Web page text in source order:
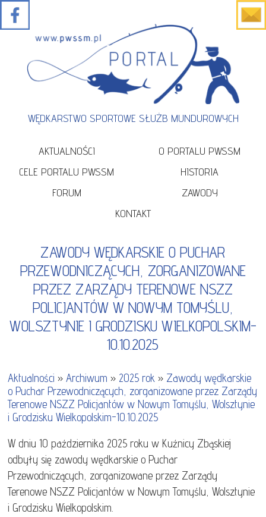
WĘDKARSTWO SPORTOWE SŁUŻB MUNDUROWYCH
AKTUALNOŚCI
O PORTALU PWSSM
CELE PORTALU PWSSM
HISTORIA
FORUM
ZAWODY
KONTAKT
ZAWODY WĘDKARSKIE O PUCHAR
PRZEWODNICZĄCYCH, ZORGANIZOWANE
PRZEZ ZARZĄDY TERENOWE NSZZ
POLICJANTÓW W NOWYM TOMYŚLU,
WOLSZTYNIE I GRODZISKU WIELKOPOLSKIM-
10.10.2025
Aktualności »Archiwum » 2025 rok » Zawody wędkarskie
o Puchar Przewodniczących, zorganizowane przez Zarządy
Terenowe NSZZ Policjantów w Nowym Tomyślu, Wolsztynie
i Grodzisku Wielkopolskim-10.10.2025
W dniu 10 października 2025 roku w Kuźnicy Zbąskiej
odbyły się zawody wędkarskie o Puchar
Przewodniczących, zorganizowane przez Zarządy
Terenowe NSZZ Policjantów w Nowym Tomyślu, Wolsztynie
i Grodzisku Wielkopolskim.